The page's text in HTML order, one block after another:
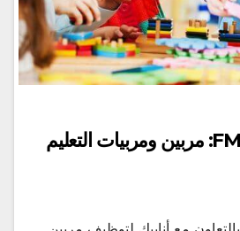
فرص توظيف FMPS: مربين ومربيات التعليم